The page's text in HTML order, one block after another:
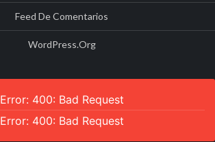
Feed De Comentarios
WordPress.org
Error: 400: Bad Request
Error: 400: Bad Request